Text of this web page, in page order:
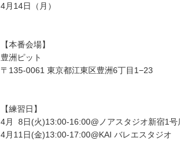
4月14日（月）
【本番会場】
豊洲ピット
〒135-0061 東京都江東区豊洲6丁目1−23
【練習日】
4月 8日(火)13:00-16:00@ノアスタジオ新宿1号
4月11日(金)13:00-17:00@KAI バレエスタジオ